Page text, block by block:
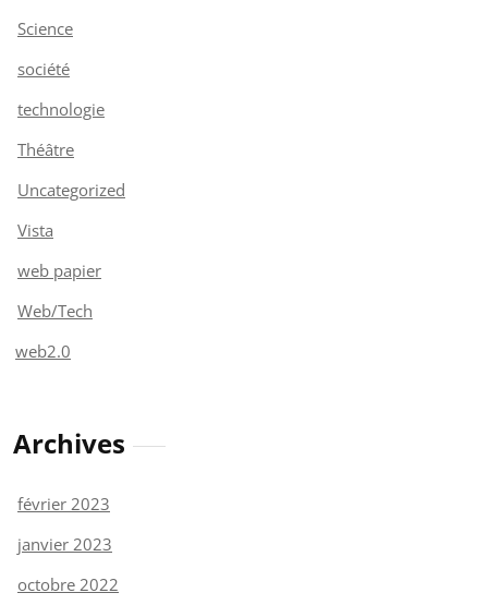
Science
société
technologie
Théâtre
Uncategorized
Vista
web papier
Web/Tech
web2.0
Archives
février 2023
janvier 2023
octobre 2022